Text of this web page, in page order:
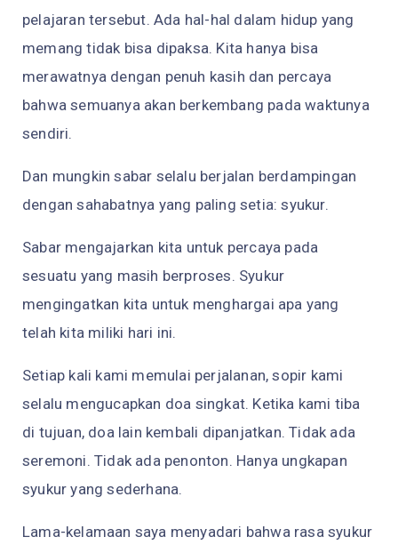
pelajaran tersebut. Ada hal-hal dalam hidup yang
memang tidak bisa dipaksa. Kita hanya bisa
merawatnya dengan penuh kasih dan percaya
bahwa semuanya akan berkembang pada waktunya
sendiri.
Dan mungkin sabar selalu berjalan berdampingan
dengan sahabatnya yang paling setia: syukur.
Sabar mengajarkan kita untuk percaya pada
sesuatu yang masih berproses. Syukur
mengingatkan kita untuk menghargai apa yang
telah kita miliki hari ini.
Setiap kali kami memulai perjalanan, sopir kami
selalu mengucapkan doa singkat. Ketika kami tiba
di tujuan, doa lain kembali dipanjatkan. Tidak ada
seremoni. Tidak ada penonton. Hanya ungkapan
syukur yang sederhana.
Lama-kelamaan saya menyadari bahwa rasa syukur